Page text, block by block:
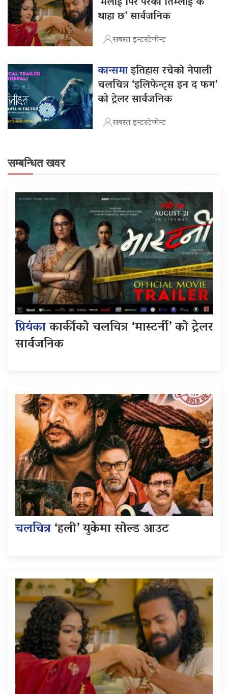
थाहा छ’ सार्वजनिक
सबस्त इन्टरटेन्मेन्ट
कान्समाइतिहास रचेको नेपाली
चलचित्र ‘इलिफेन्ट्स इन द फग’
को ट्रेलर सार्वजनिक
सबस्त इन्टरटेन्मेन्ट
सम्बन्धित खवर
प्रियंकाकार्कीको चलचित्र ‘मास्टर्नी’ को ट्रेलर
सार्वजनिक
चलचित्र‘हली’ युकेमा सोल्ड आउट